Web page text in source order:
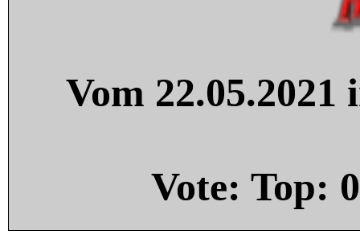
Vom
Vote: Top: 0